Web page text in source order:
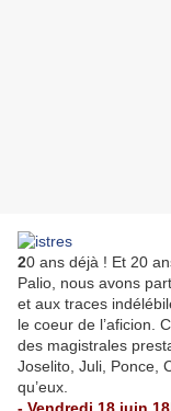
20 ans déjà ! Et 20
Palio, nous avons
et aux traces
le coeur de l’aficion.
des magistrales
Joselito, Juli, Ponce,
qu’eux.